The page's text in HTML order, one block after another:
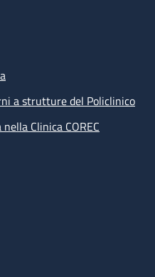
a strutture del Policlinico
Clinica COREC